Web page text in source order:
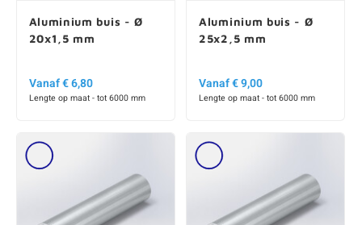
Aluminium buis - Ø
20x1,5 mm
Vanaf € 6,80
Lengte op maat - tot 6000 mm
Aluminium buis - Ø
25x2,5 mm
Vanaf € 9,00
Lengte op maat - tot 6000 mm